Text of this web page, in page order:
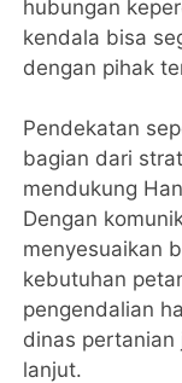
hubungan
kendala bisa
dengan pihak
Pendekatan
bagian dari
mendukung
Dengan
menyesuaikan
kebutuhan
pengendalian
dinas
lanjut.